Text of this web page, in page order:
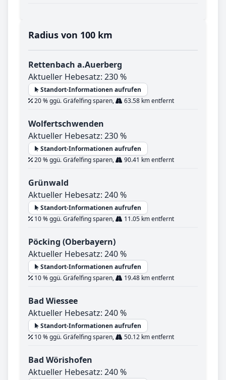
Radius von 100 km
Rettenbach a.Auerberg
Aktueller Hebesatz: 230 %
Standort-Informationen aufrufen
20 % ggü. Gräfelfing sparen,
63.58 km entfernt
Wolfertschwenden
Aktueller Hebesatz: 230 %
Standort-Informationen aufrufen
20 % ggü. Gräfelfing sparen,
90.41 km entfernt
Grünwald
Aktueller Hebesatz: 240 %
Standort-Informationen aufrufen
10 % ggü. Gräfelfing sparen,
11.05 km entfernt
Pöcking (Oberbayern)
Aktueller Hebesatz: 240 %
Standort-Informationen aufrufen
10 % ggü. Gräfelfing sparen,
19.48 km entfernt
Bad Wiessee
Aktueller Hebesatz: 240 %
Standort-Informationen aufrufen
10 % ggü. Gräfelfing sparen,
50.12 km entfernt
Bad Wörishofen
Aktueller Hebesatz: 240 %